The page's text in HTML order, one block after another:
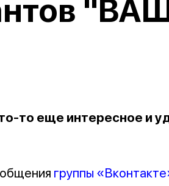
то еще интересное и
группы